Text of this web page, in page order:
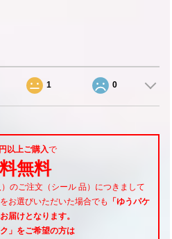
1 0
以上ご購入で
無料
のご注文（シール 品）につきまして
お選びいただいた場合でも
「ゆうパケ
届けとなります。
ク」をご希望の方は